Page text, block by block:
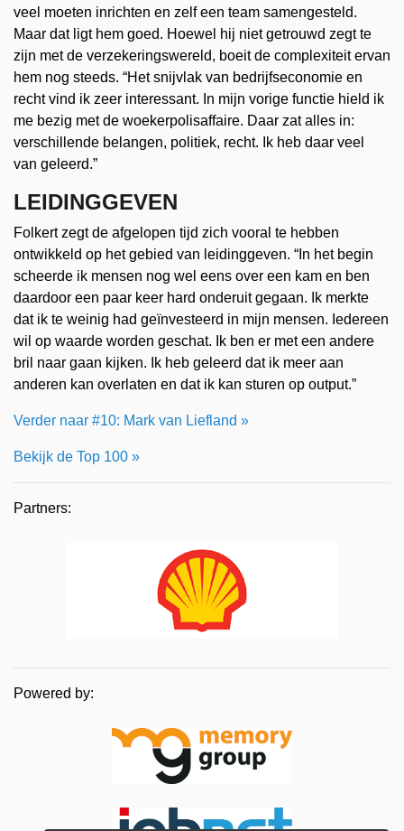
veel moeten inrichten en zelf een team samengesteld.
Maar dat ligt hem goed. Hoewel hij niet getrouwd zegt te
zijn met de verzekeringswereld, boeit de complexiteit ervan
hem nog steeds. “Het snijvlak van bedrijfseconomie en
recht vind ik zeer interessant. In mijn vorige functie hield ik
me bezig met de woekerpolisaffaire. Daar zat alles in:
verschillende belangen, politiek, recht. Ik heb daar veel
van geleerd.”
LEIDINGGEVEN
Folkert zegt de afgelopen tijd zich vooral te hebben
ontwikkeld op het gebied van leidinggeven. “In het begin
scheerde ik mensen nog wel eens over een kam en ben
daardoor een paar keer hard onderuit gegaan. Ik merkte
dat ik te weinig had geïnvesteerd in mijn mensen. Iedereen
wil op waarde worden geschat. Ik ben er met een andere
bril naar gaan kijken. Ik heb geleerd dat ik meer aan
anderen kan overlaten en dat ik kan sturen op output.”
Verder naar #10: Mark van Liefland »
Bekijk de Top 100 »
Partners:
Powered by: